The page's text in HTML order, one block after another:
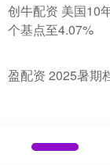
创牛配资 美国10
个基点至4.07%
盈配资 2025暑期